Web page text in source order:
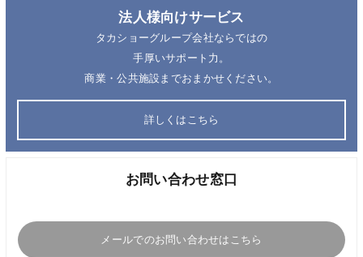
法人様向けサービス
タカショーグループ会社ならではの
手厚いサポート力。
商業・公共施設までおまかせください。
詳しくはこちら
お問い合わせ窓口
メールでのお問い合わせはこちら